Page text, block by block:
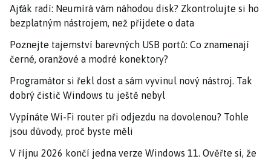
Ajťák radí: Neumírá vám náhodou disk? Zkontrolujte si ho
bezplatným nástrojem, než přijdete o data
Poznejte tajemství barevných USB portů: Co znamenají
černé, oranžové a modré konektory?
Programátor si řekl dost a sám vyvinul nový nástroj. Tak
dobrý čistič Windows tu ještě nebyl
Vypínáte Wi-Fi router při odjezdu na dovolenou? Tohle
jsou důvody, proč byste měli
V říjnu 2026 končí jedna verze Windows 11. Ověřte si, že